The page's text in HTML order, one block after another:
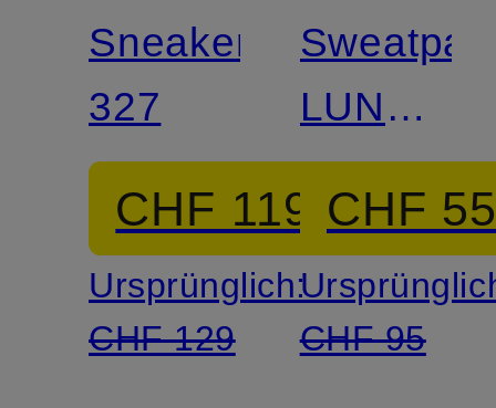
Sneaker
327
CHF 119
Ursprünglich:
CHF 129
LUNAR
NEW
YEAR
CHF
CHF 95